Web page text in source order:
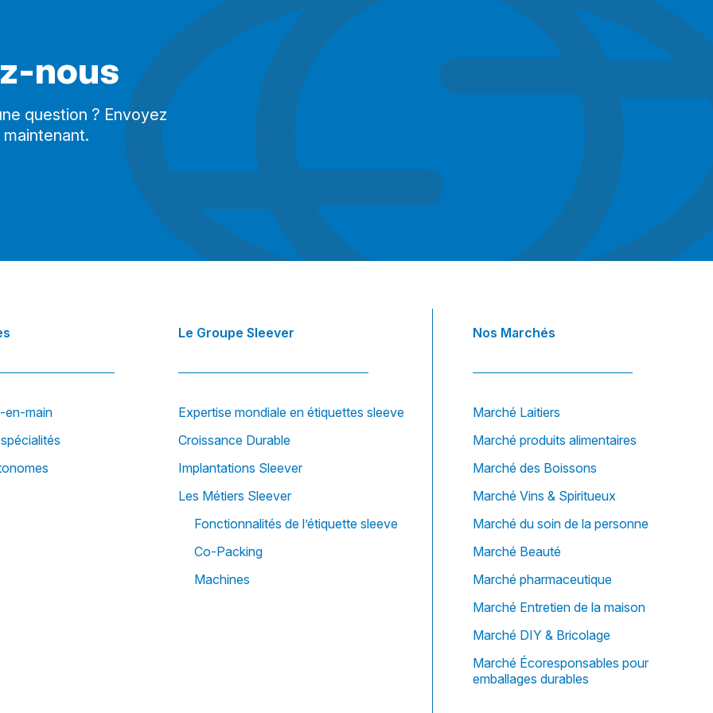
nous
question ? Envoyez
en-main
Le Groupe Sleever
Expertise mondiale en étiquettes sleeve
Croissance Durable
Implantations Sleever
Les Métiers Sleever
Fonctionnalités de l’étiquette sleeve
Co-Packing
Machines
Nos Marchés
Marché Laitiers
Marché produits alimentaires
Marché des Boissons
Marché Vins & Spiritueux
Marché du soin de la personne
Marché Beauté
Marché pharmaceutique
Marché Entretien de la maison
Marché DIY & Bricolage
Marché Écoresponsables pour
emballages durables